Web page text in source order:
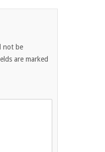
not be
are marked